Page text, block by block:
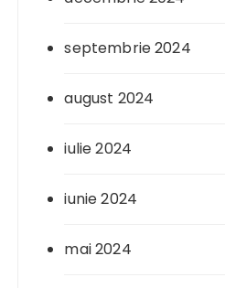
septembrie 2024
august 2024
iulie 2024
iunie 2024
mai 2024